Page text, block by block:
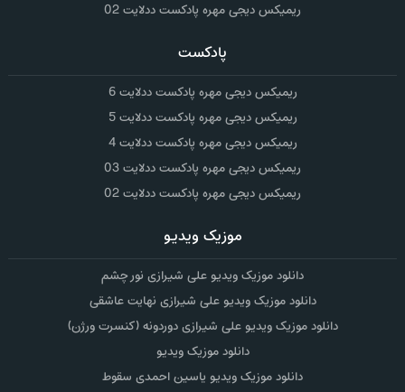
ریمیکس دیجی مهره پادکست ددلایت 02
پادکست
ریمیکس دیجی مهره پادکست ددلایت 6
ریمیکس دیجی مهره پادکست ددلایت 5
ریمیکس دیجی مهره پادکست ددلایت 4
ریمیکس دیجی مهره پادکست ددلایت 03
ریمیکس دیجی مهره پادکست ددلایت 02
موزیک ویدیو
دانلود موزیک ویدیو علی شیرازی نور چشم
دانلود موزیک ویدیو علی شیرازی نهایت عاشقی
دانلود موزیک ویدیو علی شیرازی دوردونه (کنسرت ورژن)
دانلود موزیک ویدیو
دانلود موزیک ویدیو یاسین احمدی سقوط